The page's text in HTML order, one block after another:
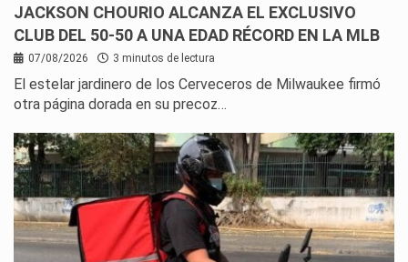
JACKSON CHOURIO ALCANZA EL EXCLUSIVO
CLUB DEL 50-50 A UNA EDAD RÉCORD EN LA MLB
07/08/2026 3 minutos de lectura
El estelar jardinero de los Cerveceros de Milwaukee firmó
otra página dorada en su precoz…